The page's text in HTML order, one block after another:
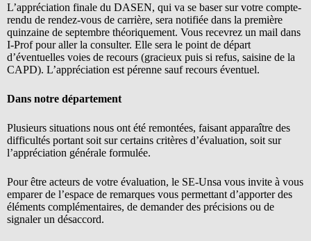
L’appréciation finale du DASEN, qui va se baser sur votre compte-
rendu de rendez-vous de carrière, sera notifiée dans la première
quinzaine de septembre théoriquement. Vous recevrez un mail dans
I-Prof pour aller la consulter. Elle sera le point de départ
d’éventuelles voies de recours (gracieux puis si refus, saisine de la
CAPD). L’appréciation est pérenne sauf recours éventuel.
Dans notre département
Plusieurs situations nous ont été remontées, faisant apparaître des
difficultés portant soit sur certains critères d’évaluation, soit sur
l’appréciation générale formulée.
Pour être acteurs de votre évaluation, le SE-Unsa vous invite à vous
emparer de l’espace de remarques vous permettant d’apporter des
éléments complémentaires, de demander des précisions ou de
signaler un désaccord.